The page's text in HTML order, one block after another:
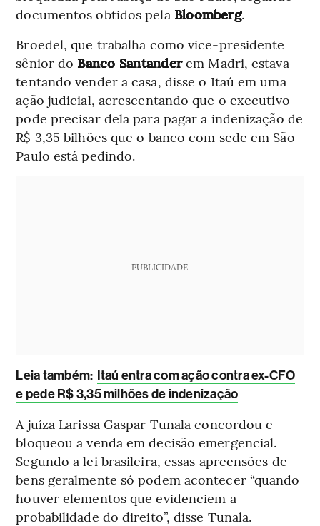
documentos obtidos pela Bloomberg.
Broedel, que trabalha como vice-presidente
sênior do Banco Santanderem Madri, estava
tentando vender a casa, disse o Itaú em uma
ação judicial, acrescentando que o executivo
pode precisar dela para pagar a indenização de
R$ 3,35 bilhões que o banco com sede em São
Paulo está pedindo.
PUBLICIDADE
Leia também: Itaú entra com ação contra ex-CFO
e pede R$ 3,35 milhões de indenização
A juíza Larissa Gaspar Tunala concordou e
bloqueou a venda em decisão emergencial.
Segundo a lei brasileira, essas apreensões de
bens geralmente só podem acontecer “quando
houver elementos que evidenciem a
probabilidade do direito”, disse Tunala.